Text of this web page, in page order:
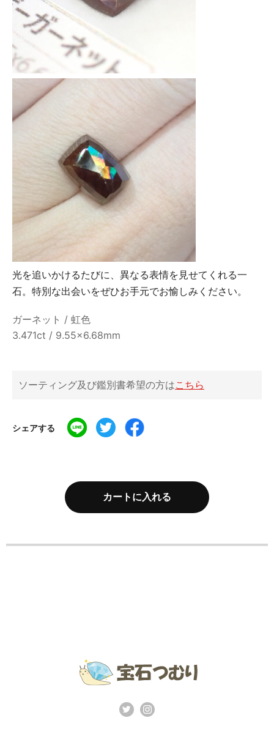
光を追いかけるたびに、異なる表情を見せてくれる一
石。特別な出会いをぜひお手元でお愉しみください。
ガーネット / 虹色
3.471ct / 9.55x6.68mm
ソーティング及び鑑別書希望の方はこちら
シェアする
カートに入れる